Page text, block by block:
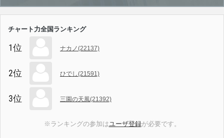
チャート力全国ランキング
1位 ナカノ(22137)
2位 ひでし(21591)
3位 三園の天風(21392)
※ランキングの参加はユーザ登録が必要です。